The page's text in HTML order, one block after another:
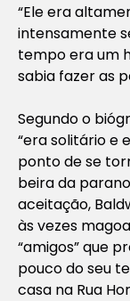
“Ele era
intensamente
tempo era um
sabia fazer as
Segundo o
“era solitário e
ponto de se
beira da
aceitação,
às vezes
“amigos” que
pouco do seu
casa na Rua